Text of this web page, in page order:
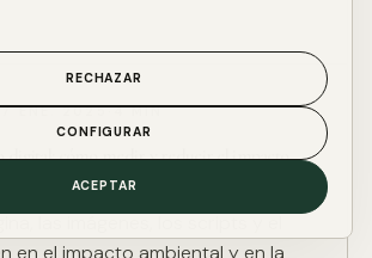
ENE. 2025·4 MIN
digital: cómo medir y reducir el impacto
las imágenes, los scripts y el
en el impacto ambiental y en la
RECHAZAR
CONFIGURAR
ACEPTAR